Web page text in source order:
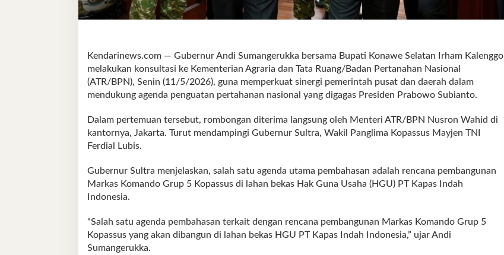
Kendarinews.com — Gubernur Andi Sumangerukka bersama Bupati Konawe Selatan Irham Kalenggo
melakukan konsultasi ke Kementerian Agraria dan Tata Ruang/Badan Pertanahan Nasional
(ATR/BPN), Senin (11/5/2026), guna memperkuat sinergi pemerintah pusat dan daerah dalam
mendukung agenda penguatan pertahanan nasional yang digagas Presiden Prabowo Subianto.
Dalam pertemuan tersebut, rombongan diterima langsung oleh Menteri ATR/BPN Nusron Wahid di
kantornya, Jakarta. Turut mendampingi Gubernur Sultra, Wakil Panglima Kopassus Mayjen TNI
Ferdial Lubis.
Gubernur Sultra menjelaskan, salah satu agenda utama pembahasan adalah rencana pembangunan
Markas Komando Grup 5 Kopassus di lahan bekas Hak Guna Usaha (HGU) PT Kapas Indah
Indonesia.
“Salah satu agenda pembahasan terkait dengan rencana pembangunan Markas Komando Grup 5
Kopassus yang akan dibangun di lahan bekas HGU PT Kapas Indah Indonesia,” ujar Andi
Sumangerukka.